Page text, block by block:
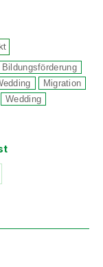
Bildungsförderung
Migration
Wedding